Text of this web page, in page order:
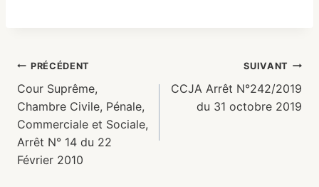
PRÉCÉDENT
Cour Suprême,
Chambre Civile, Pénale,
Commerciale et Sociale,
Arrêt N° 14 du 22
Février 2010
SUIVANT
CCJA Arrêt N°242/2019
du 31 octobre 2019